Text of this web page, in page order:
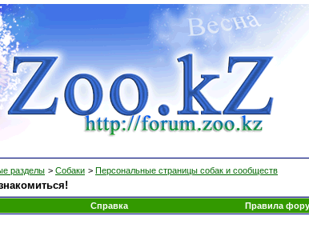
разделы > Собаки > Персональные страницы собак и сообществ
Справка Правила